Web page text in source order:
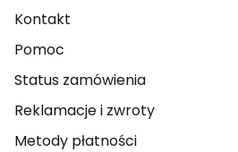
Kontakt
Pomoc
Status zamówienia
Reklamacje i zwroty
Metody płatności